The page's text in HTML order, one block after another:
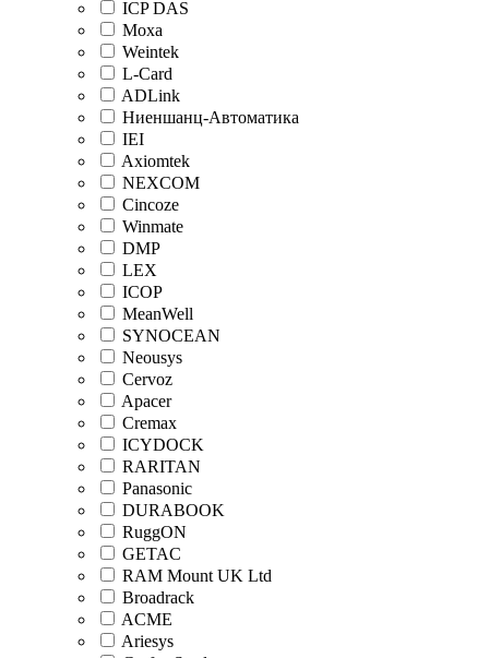
ICP DAS
Moxa
Weintek
L-Card
ADLink
Ниеншанц-Автоматика
IEI
Axiomtek
NEXCOM
Cincoze
Winmate
DMP
LEX
ICOP
MeanWell
SYNOCEAN
Neousys
Cervoz
Apacer
Cremax
ICYDOCK
RARITAN
Panasonic
DURABOOK
RuggON
GETAC
RAM Mount UK Ltd
Broadrack
ACME
Ariesys